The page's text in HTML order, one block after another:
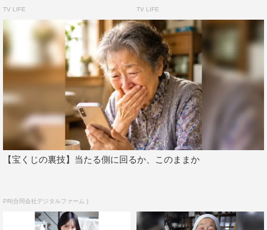
TV LIFE TV LIFE
【宝くじの裏技】当たる側に回るか、このままか
PR(合同会社デジタルファーム )